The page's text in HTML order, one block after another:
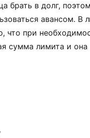
брать в долг,
авансом. В
что при
сумма лимита и она